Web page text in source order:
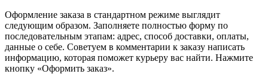
Оформление заказа в стандартном режиме выглядит
следующим образом. Заполняете полностью форму по
последовательным этапам: адрес, способ доставки, оплаты,
данные о себе. Советуем в комментарии к заказу написать
информацию, которая поможет курьеру вас найти. Нажмите
кнопку «Оформить заказ».